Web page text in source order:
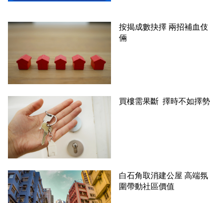
按揭成數抉擇 兩招補血伎
倆
買樓需果斷 擇時不如擇勢
白石角取消建公屋 高端氛
圍帶動社區價值